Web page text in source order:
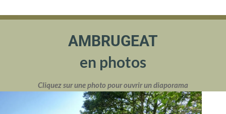
AMBRUGEAT
en photos
Cliquez sur une photo pour ouvrir un diaporama